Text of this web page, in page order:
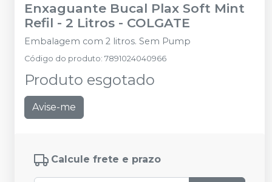
Enxaguante Bucal Plax Soft Mint
Refil - 2 Litros - COLGATE
Embalagem com 2 litros. Sem Pump
Código do produto: 7891024040966
Produto esgotado
Avise-me
Calcule frete e prazo